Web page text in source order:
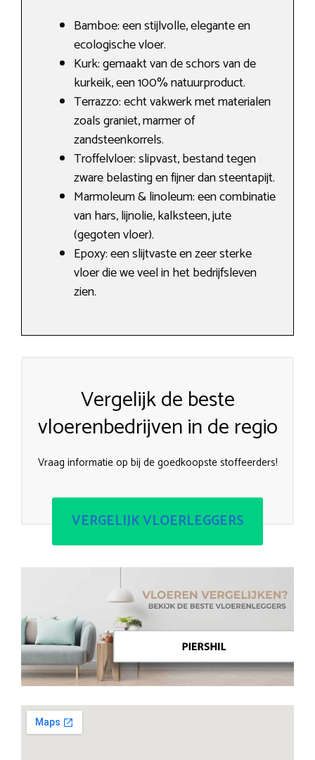
Bamboe: een stijlvolle, elegante en
ecologische vloer.
Kurk: gemaakt van de schors van de
kurkeik, een 100% natuurproduct.
Terrazzo: echt vakwerk met materialen
zoals graniet, marmer of
zandsteenkorrels.
Troffelvloer: slipvast, bestand tegen
zware belasting en fijner dan steentapijt.
Marmoleum & linoleum: een combinatie
van hars, lijnolie, kalksteen, jute
(gegoten vloer).
Epoxy: een slijtvaste en zeer sterke
vloer die we veel in het bedrijfsleven
zien.
Vergelijk de beste
vloerenbedrijven in de regio
Vraag informatie op bij de goedkoopste stoffeerders!
VERGELIJK VLOERLEGGERS